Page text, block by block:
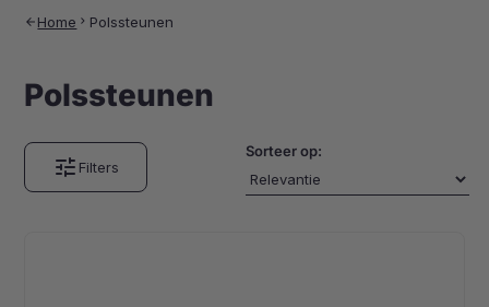
arrow_back Home chevron_right Polssteunen
Polssteunen
tune Filters
Sorteer op: